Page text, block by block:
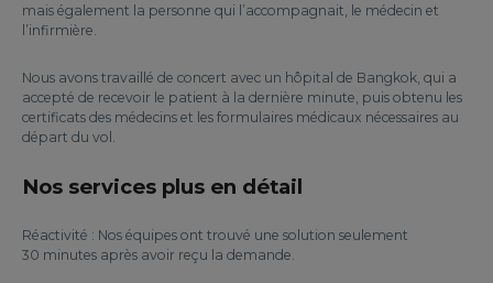
mais également la personne qui l’accompagnait, le médecin et
l’infirmière.
Nous avons travaillé de concert avec un hôpital de Bangkok, qui a
accepté de recevoir le patient à la dernière minute, puis obtenu les
certificats des médecins et les formulaires médicaux nécessaires au
départ du vol.
Nos services plus en détail
Réactivité : Nos équipes ont trouvé une solution seulement
30 minutes après avoir reçu la demande.